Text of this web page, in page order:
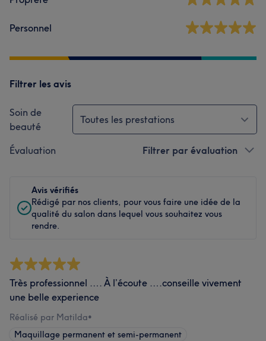
Personnel
Filtrer les avis
Soin de
beauté
Toutes les prestations
Évaluation Filtrer par évaluation
Avis vérifiés
Rédigé par nos clients, pour vous faire une idée de la
qualité du salon dans lequel vous souhaitez vous
rendre.
Très professionnel …. À l’écoute ….conseille vivement
une belle experience
Réalisé par Matilda•
Maquillage permanent et semi-permanent